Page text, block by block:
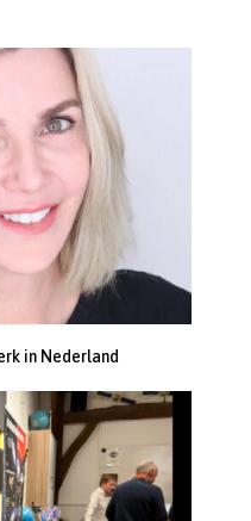
in Nederland